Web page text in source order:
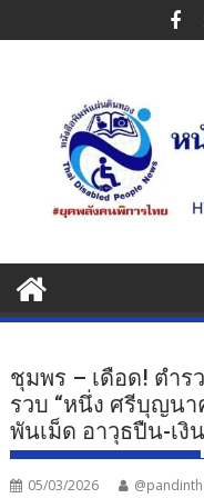
to
ชุมพร – เดือด! ตำร
รวบ “หนึ่ง ศรีบุญนา
พันเม็ด อาวุธปืน-เงิ
05/03/2026